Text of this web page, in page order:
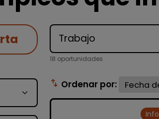
18 oportunidades
swap_vert Ordenar por: